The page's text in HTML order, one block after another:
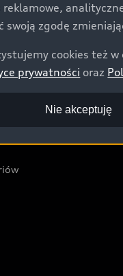
cyfrowe
reklamowe,
swoją zgodę
cookies też
prywatności oraz
Nie akceptuję